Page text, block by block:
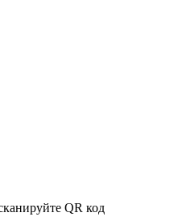
QR код